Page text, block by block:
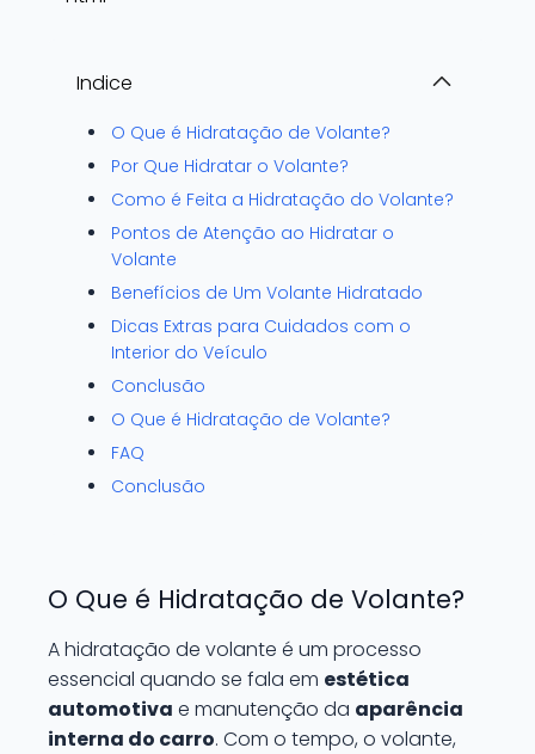
Indice
O Que é Hidratação de Volante?
Por Que Hidratar o Volante?
Como é Feita a Hidratação do Volante?
Pontos de Atenção ao Hidratar o
Volante
Benefícios de Um Volante Hidratado
Dicas Extras para Cuidados com o
Interior do Veículo
Conclusão
O Que é Hidratação de Volante?
FAQ
Conclusão
O Que é Hidratação de Volante?
A hidratação de volante é um processo
essencial quando se fala em estética
automotiva e manutenção da aparência
interna do carro. Com o tempo, o volante,